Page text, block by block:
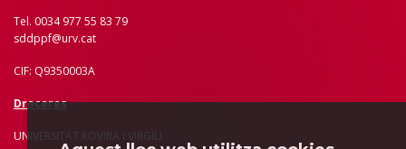
Tel. 0034 977 55 83 79
sddppf@urv.cat
CIF: Q9350003A
Dreceres
UNIVERSITAT ROVIRA I VIRGILI